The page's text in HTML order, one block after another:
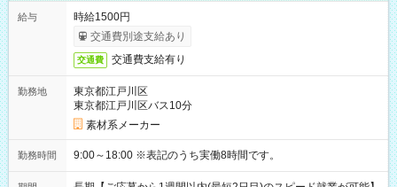
給与
時給1500円
交通費別途支給あり
交通費 交通費支給有り
勤務地
東京都江戸川区
東京都江戸川区バス10分
素材系メーカー
勤務時間 9:00～18:00 ※表記のうち実働8時間です。